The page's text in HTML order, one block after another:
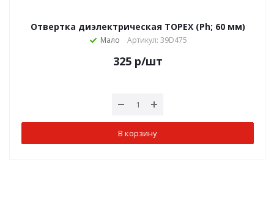
Отвертка диэлектрическая TOPEX (Ph; 60 мм)
Мало Артикул: 39D475
325р/шт
В корзину